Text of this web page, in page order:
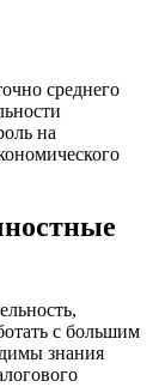
среднего
на
с большим
знания